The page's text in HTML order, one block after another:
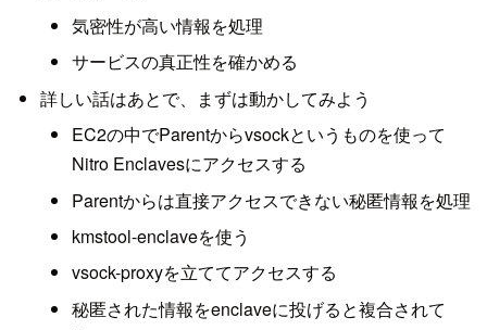
気密性が高い情報を処理
サービスの真正性を確かめる
詳しい話はあとで、まずは動かしてみよう
EC2の中でParentからvsockというものを使って
Nitro Enclavesにアクセスする
Parentからは直接アクセスできない秘匿情報を処理
kmstool-enclaveを使う
vsock-proxyを立ててアクセスする
秘匿された情報をenclaveに投げると複合されて